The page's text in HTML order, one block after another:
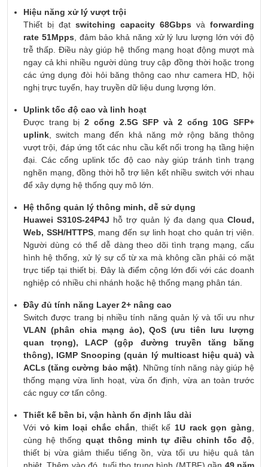
Hiệu năng xử lý vượt trội
Thiết bị đạt switching capacity 68Gbps và forwarding
rate 51Mpps, đảm bảo khả năng xử lý lưu lượng lớn với độ
trễ thấp. Điều này giúp hệ thống mạng hoạt động mượt mà
ngay cả khi nhiều người dùng truy cập đồng thời hoặc trong
các ứng dụng đòi hỏi băng thông cao như camera HD, hội
nghị trực tuyến, hay truyền dữ liệu dung lượng lớn.
Uplink tốc độ cao và linh hoạt
Được trang bị2 cổng 2.5G SFP và 2 cổng 10G SFP+
uplink, switch mang đến khả năng mở rộng băng thông
vượt trội, đáp ứng tốt các nhu cầu kết nối trong hạ tầng hiện
đại. Các cổng uplink tốc độ cao này giúp tránh tình trạng
nghẽn mạng, đồng thời hỗ trợ liên kết nhiều switch với nhau
để xây dựng hệ thống quy mô lớn.
Hệ thống quản lý thông minh, dễ sử dụng
Huawei S310S-24P4J hỗ trợ quản lý đa dạng quaCloud,
Web, SSH/HTTPS, mang đến sự linh hoạt cho quản trị viên.
Người dùng có thể dễ dàng theo dõi tình trạng mạng, cấu
hình hệ thống, xử lý sự cố từ xa mà không cần phải có mặt
trực tiếp tại thiết bị. Đây là điểm cộng lớn đối với các doanh
nghiệp có nhiều chi nhánh hoặc hệ thống mạng phân tán.
Đầy đủ tính năng Layer 2+ nâng cao
Switch được trang bị nhiều tính năng quản lý và tối ưu như
VLAN (phân chia mạng ảo), QoS (ưu tiên lưu lượng
quan trọng), LACP (gộp đường truyền tăng băng
thông), IGMP Snooping (quản lý multicast hiệu quả) và
ACLs (tăng cường bảo mật). Những tính năng này giúp hệ
thống mạng vừa linh hoạt, vừa ổn định, vừa an toàn trước
các nguy cơ tấn công.
Thiết kế bền bỉ, vận hành ổn định lâu dài
Với vỏ kim loại chắc chắn, thiết kế1U rack gọn gàng,
cùng hệ thống quạt thông minh tự điều chỉnh tốc độ,
thiết bị vừa giảm thiểu tiếng ồn, vừa tối ưu hiệu quả tản